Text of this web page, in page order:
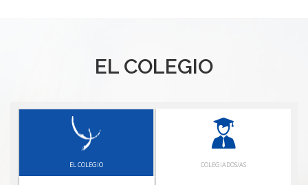
EL COLEGIO
EL COLEGIO COLEGIADOS/AS